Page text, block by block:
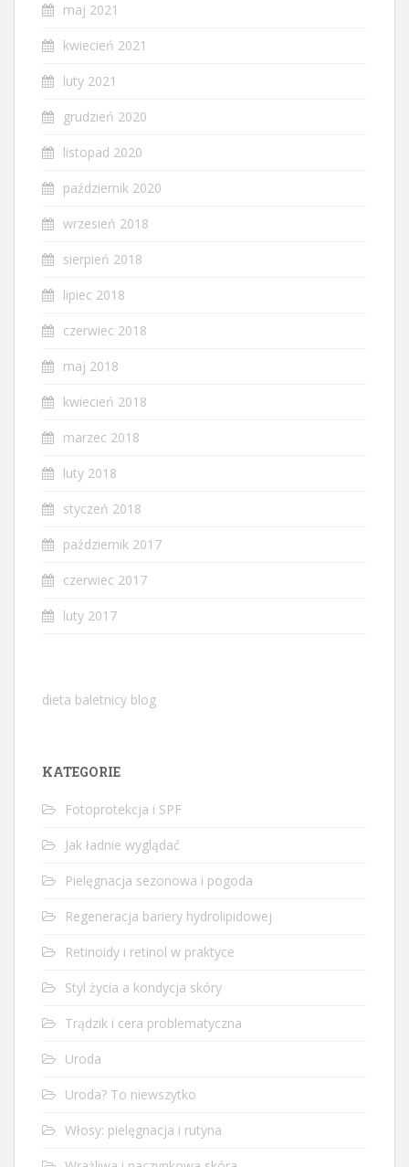
maj 2021
kwiecień 2021
luty 2021
grudzień 2020
listopad 2020
październik 2020
wrzesień 2018
sierpień 2018
lipiec 2018
czerwiec 2018
maj 2018
kwiecień 2018
marzec 2018
luty 2018
styczeń 2018
październik 2017
czerwiec 2017
luty 2017
dieta baletnicy blog
KATEGORIE
Fotoprotekcja i SPF
Jak ładnie wyglądać
Pielęgnacja sezonowa i pogoda
Regeneracja bariery hydrolipidowej
Retinoidy i retinol w praktyce
Styl życia a kondycja skóry
Trądzik i cera problematyczna
Uroda
Uroda? To niewszytko
Włosy: pielęgnacja i rutyna